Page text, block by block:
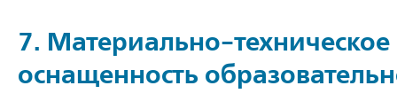
7. Материально-
оснащенность